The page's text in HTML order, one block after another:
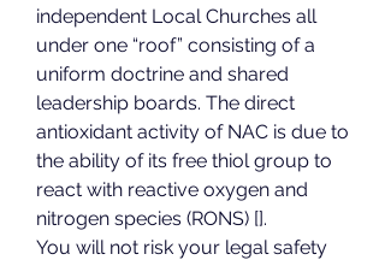
independent Local Churches all
under one “roof” consisting of a
uniform doctrine and shared
leadership boards. The direct
antioxidant activity of NAC is due to
the ability of its free thiol group to
react with reactive oxygen and
nitrogen species (RONS) [].
You will not risk your legal safety